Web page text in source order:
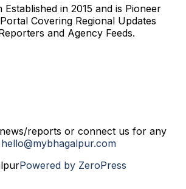
in 2015 and is Pioneer
Covering Regional Updates
and Agency Feeds.
reports or connect us for any
hello@mybhagalpur.com
Powered by ZeroPress